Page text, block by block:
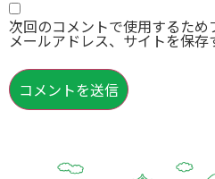
次回のコメントで使用するため
メールアドレス、サイトを保存